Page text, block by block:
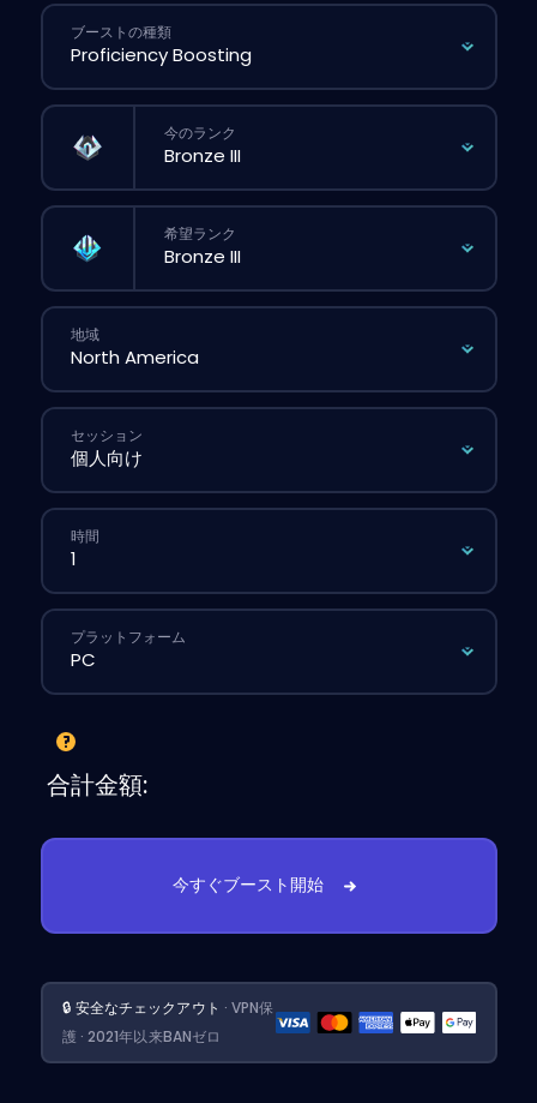
ブーストの種類
今のランク
希望ランク
地域
セッション
時間
プラットフォーム
合計金額:
今すぐブースト開始
🔒 安全なチェックアウト · VPN保
護 · 2021年以来BANゼロ